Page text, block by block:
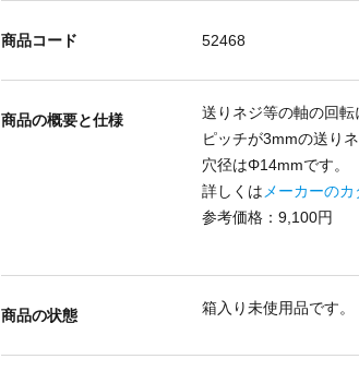
商品コード 52468
商品の概要と仕様
送りネジ等の軸の回
ピッチが3mmの送り
穴径はΦ14mmです。
詳しくは メーカーのカ
参考価格：9,100円
商品の状態 箱入り未使用品です。